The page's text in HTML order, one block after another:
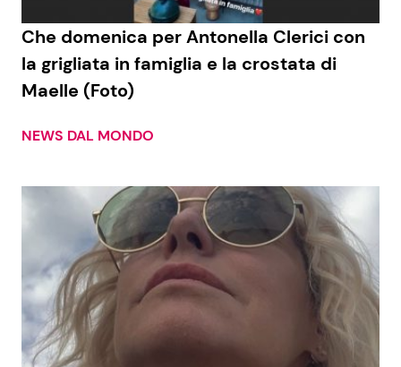
Seguici
Chi siamo
Disclaimer e Privacy
Redazione
Contattaci
Pubblicità
Privacy Policy
Che domenica per Antonella Clerici con
la grigliata in famiglia e la crostata di
Maelle (Foto)
NEWS DAL MONDO